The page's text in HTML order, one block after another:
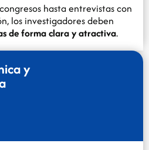
hasta entrevistas con
los investigadores deben
de forma clara y atractiva.
y